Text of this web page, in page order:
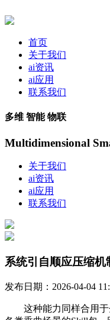
首页
关于我们
ai资讯
ai应用
联系我们
多维 智能 物联
Multidimensional
关于我们
ai资讯
ai应用
联系我们
系统引自顺应压缩机
发布日期：2026-04-04
这种能力同样合用于